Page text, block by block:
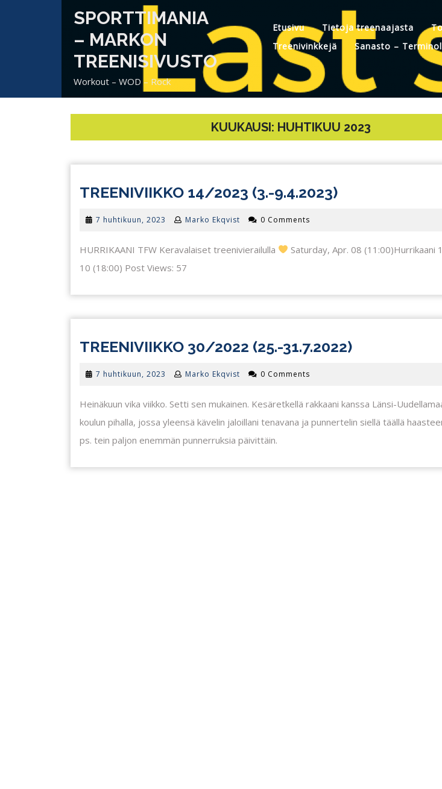
SPORTTIMANIA
– MARKON
TREENISIVUSTO
Workout – WOD – Rock
Etusivu Tietoja treenaajasta
Treenivinkkejä
Sanasto –
KUUKAUSI: HUHTIKUU 2023
TREENIVIIKKO 14/2023 (3.-9.4.2023)TREENIVIIKKO
7 huhtikuun, 2023 Marko Ekqvist 0 Comments
HURRIKAANI TFW Keravalaiset treenivierailulla
Saturday, Apr. 08 (11:00)Hurrikaani
10 (18:00) Post Views: 57
TREENIVIIKKO 30/2022 (25.-31.7.2022)
7 huhtikuun, 2023 Marko Ekqvist 0 Comments
Heinäkuun vika viikko. Setti sen mukainen. Kesäretkellä rakkaani kanssa Länsi-
koulun pihalla, jossa yleensä kävelin jaloillani tenavana ja punnertelin siellä täällä
ps. tein paljon enemmän punnerruksia päivittäin.